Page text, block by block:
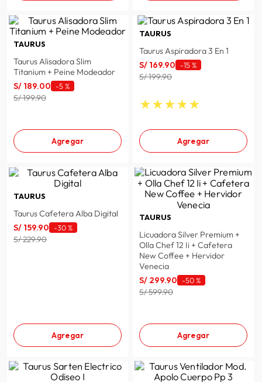
TAURUS
Taurus Alisadora Slim
Titanium + Peine Modeador
S/ 189.00 -5 %
S/ 199.90
Agregar
TAURUS
Taurus Aspiradora 3 En 1
S/ 169.90 -15 %
S/ 199.90
★★★★★
Agregar
TAURUS
Taurus Cafetera Alba Digital
S/ 159.90 -30 %
S/ 229.90
Agregar
TAURUS
Licuadora Silver Premium +
Olla Chef 12 Ii + Cafetera
New Coffee + Hervidor
Venecia
S/ 299.90 -50 %
S/ 599.90
Agregar